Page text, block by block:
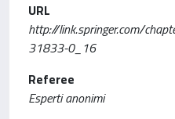
URL
http://link.springer.com/
31833-0_16
Referee
Esperti anonimi